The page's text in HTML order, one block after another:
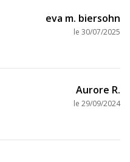
eva m. biersohn
le 30/07/2025
Aurore R.
le 29/09/2024